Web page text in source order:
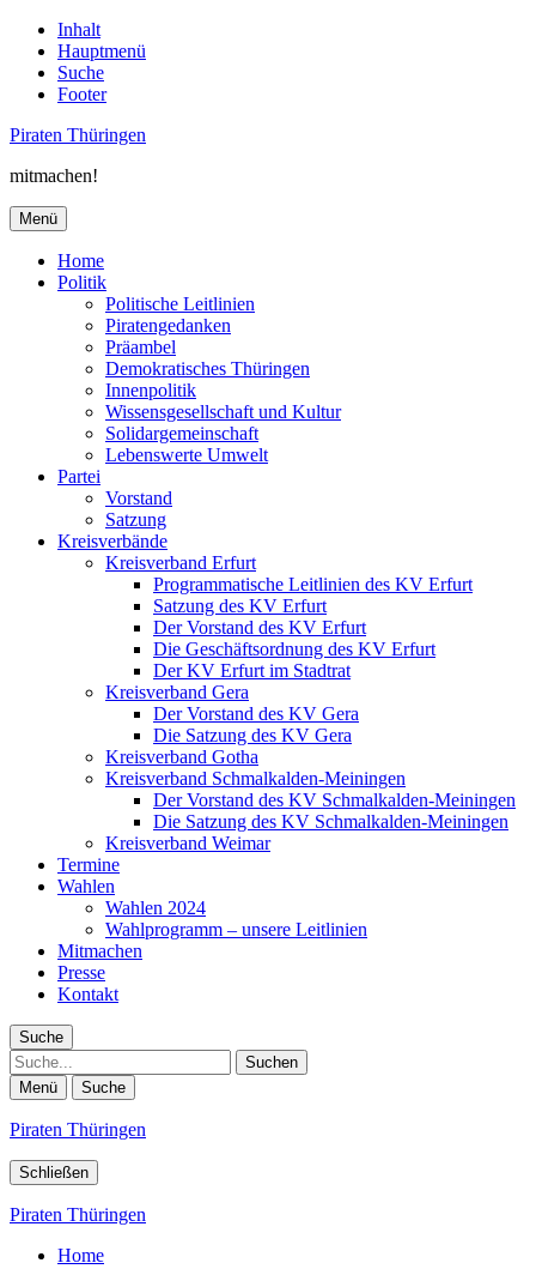
Inhalt
Hauptmenü
Suche
Footer
Piraten Thüringen
mitmachen!
Menü
Home
Politik
Politische Leitlinien
Piratengedanken
Präambel
Demokratisches Thüringen
Innenpolitik
Wissensgesellschaft und Kultur
Solidargemeinschaft
Lebenswerte Umwelt
Partei
Vorstand
Satzung
Kreisverbände
Kreisverband Erfurt
Programmatische Leitlinien des KV Erfurt
Satzung des KV Erfurt
Der Vorstand des KV Erfurt
Die Geschäftsordnung des KV Erfurt
Der KV Erfurt im Stadtrat
Kreisverband Gera
Der Vorstand des KV Gera
Die Satzung des KV Gera
Kreisverband Gotha
Kreisverband Schmalkalden-Meiningen
Der Vorstand des KV Schmalkalden-Meiningen
Die Satzung des KV Schmalkalden-Meiningen
Kreisverband Weimar
Termine
Wahlen
Wahlen 2024
Wahlprogramm – unsere Leitlinien
Mitmachen
Presse
Kontakt
Suche
Suche
Menü Suche
Piraten Thüringen
Schließen
Piraten Thüringen
Home